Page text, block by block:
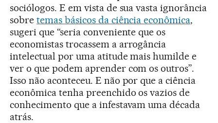
sociólogos. E em vista de sua vasta ignorância
sobre temas básicos da ciência econômica,
sugeri que “seria conveniente que os
economistas trocassem a arrogância
intelectual por uma atitude mais humilde e
ver o que podem aprender com os outros”.
Isso não aconteceu. E não por que a ciência
econômica tenha preenchido os vazios de
conhecimento que a infestavam uma década
atrás.